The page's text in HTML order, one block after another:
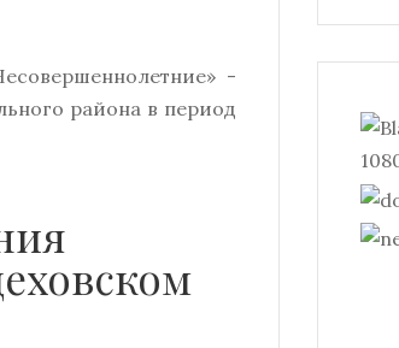
-
района в период